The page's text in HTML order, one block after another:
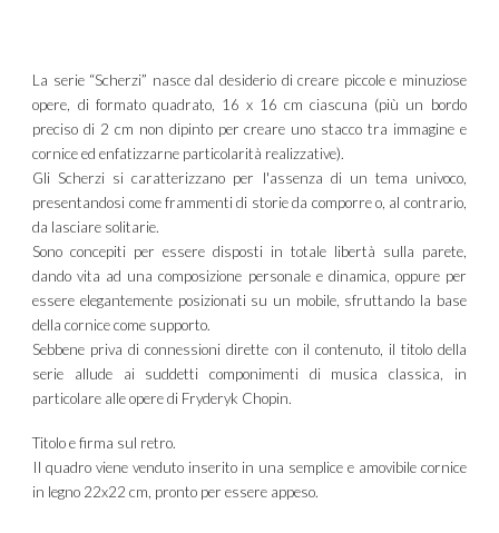
La serie “Scherzi” nasce dal desiderio di creare piccole e minuziose
opere, di formato quadrato, 16 x 16 cm ciascuna (più un bordo
preciso di 2 cm non dipinto per creare uno stacco tra immagine e
cornice ed enfatizzarne particolarità realizzative).
Gli Scherzi si caratterizzano per l'assenza di un tema univoco,
presentandosi come frammenti di storie da comporre o, al contrario,
da lasciare solitarie.
Sono concepiti per essere disposti in totale libertà sulla parete,
dando vita ad una composizione personale e dinamica, oppure per
essere elegantemente posizionati su un mobile, sfruttando la base
della cornice come supporto.
Sebbene priva di connessioni dirette con il contenuto, il titolo della
serie allude ai suddetti componimenti di musica classica, in
particolare alle opere di Fryderyk Chopin.
Titolo e firma sul retro.
Il quadro viene venduto inserito in una semplice e amovibile cornice
in legno 22x22 cm, pronto per essere appeso.